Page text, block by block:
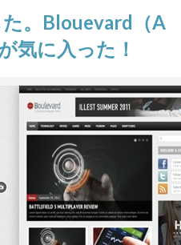
。Blouevard（A
気に入った！